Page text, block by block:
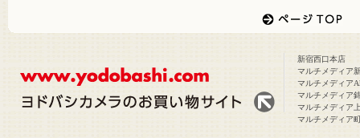
新宿西口本店
マルチメディア
マルチメディア
マルチメディア
マルチメディア
マルチメディア